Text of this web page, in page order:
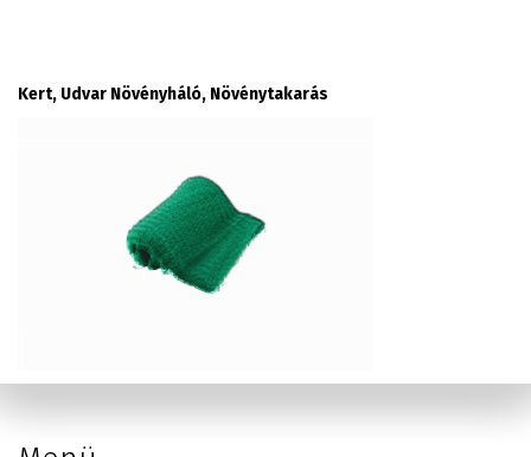
Kert, Udvar Növényháló, Növénytakarás